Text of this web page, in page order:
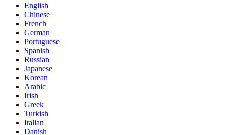
English
Chinese
French
German
Portuguese
Spanish
Russian
Japanese
Korean
Arabic
Irish
Greek
Turkish
Italian
Danish